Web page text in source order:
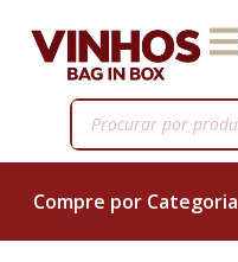
Compre por Categoria